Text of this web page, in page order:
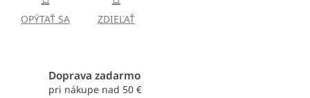
OPÝTAŤ SA ZDIEĽAŤ
Doprava zadarmo
pri nákupe nad 50 €